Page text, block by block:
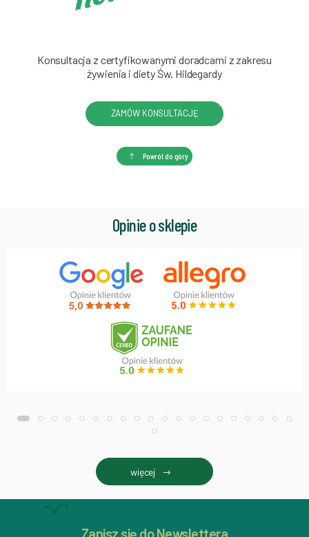
Konsultacja z certyfikowanymi doradcami z zakresu
żywienia i diety Św. Hildegardy
ZAMÓW KONSULTACJĘ
Powrót do góry
Opinie o sklepie
więcej
Zapisz się do Newslettera